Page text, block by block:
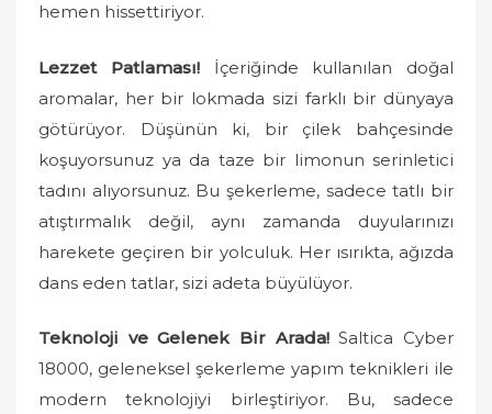
hemen hissettiriyor.
Lezzet Patlaması!İçeriğinde kullanılan doğal
aromalar, her bir lokmada sizi farklı bir dünyaya
götürüyor. Düşünün ki, bir çilek bahçesinde
koşuyorsunuz ya da taze bir limonun serinletici
tadını alıyorsunuz. Bu şekerleme, sadece tatlı bir
atıştırmalık değil, aynı zamanda duyularınızı
harekete geçiren bir yolculuk. Her ısırıkta, ağızda
dans eden tatlar, sizi adeta büyülüyor.
Teknoloji ve Gelenek Bir Arada!Saltica Cyber
18000, geleneksel şekerleme yapım teknikleri ile
modern teknolojiyi birleştiriyor. Bu, sadece